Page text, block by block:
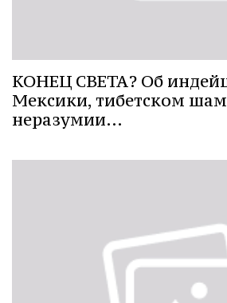
КОНЕЦ СВЕТА? Об
Мексики, тибетском
неразумии…